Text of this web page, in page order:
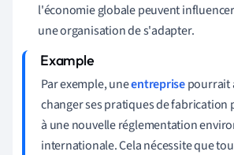
l'économie globale peuvent
une organisation de s'adapter.
Par exemple, uneentreprisepourrait
changer ses pratiques de fabrication
à une nouvelle réglementation
internationale. Cela nécessite que